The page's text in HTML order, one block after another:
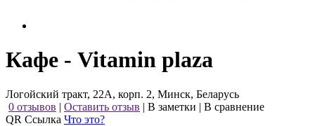
Кафе - Vitamin plaza
Логойский тракт, 22А, корп. 2, Минск, Беларусь
0 отзывов | Оставить отзыв | В заметки | В сравнение
QR Ссылка Что это?